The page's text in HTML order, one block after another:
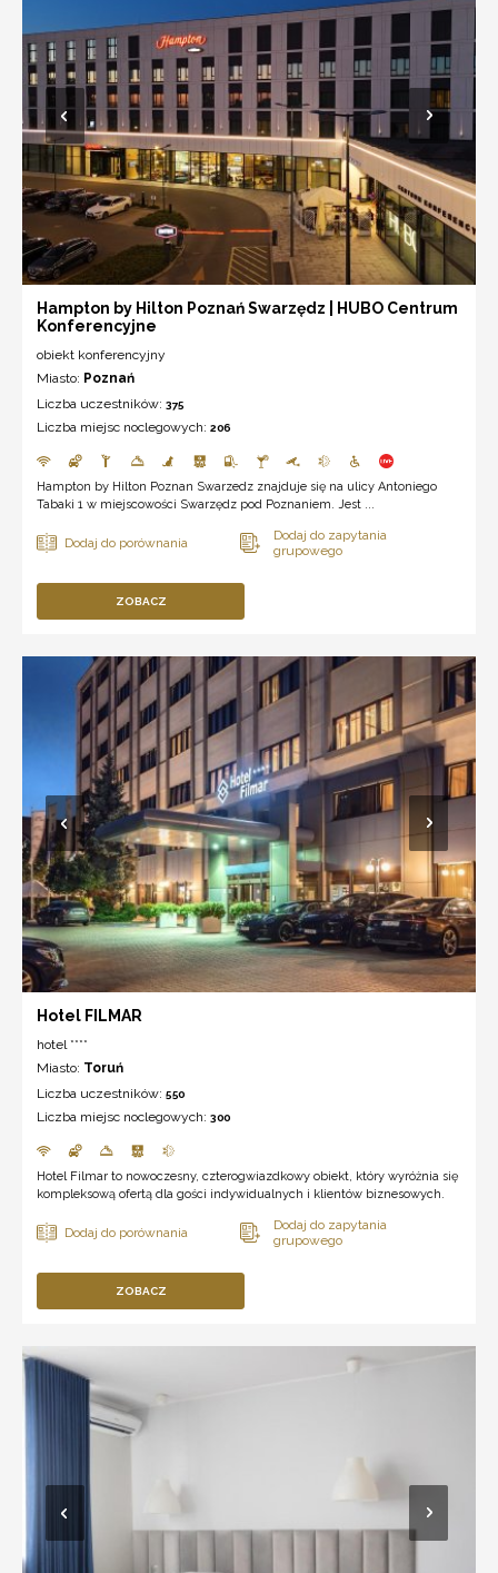
Hampton by Hilton Poznań Swarzędz | HUBO Centrum
Konferencyjne
obiekt konferencyjny
Miasto: Poznań
Liczba uczestników: 375
Liczba miejsc noclegowych: 206
Hampton by Hilton Poznan Swarzedz znajduje się na ulicy Antoniego
Tabaki 1 w miejscowości Swarzędz pod Poznaniem. Jest ...
ZOBACZ
Hotel FILMAR
hotel ****
Miasto: Toruń
Liczba uczestników: 550
Liczba miejsc noclegowych: 300
Hotel Filmar to nowoczesny, czterogwiazdkowy obiekt, który wyróżnia się
kompleksową ofertą dla gości indywidualnych i klientów biznesowych.
ZOBACZ